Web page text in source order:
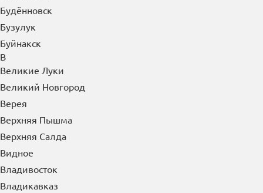
Будённовск
Бузулук
Буйнакск
В
Великие Луки
Великий Новгород
Верея
Верхняя Пышма
Верхняя Салда
Видное
Владивосток
Владикавказ